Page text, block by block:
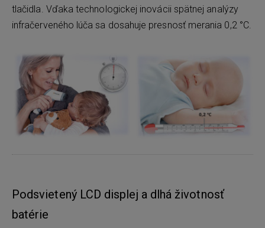
tlačidla. Vďaka technologickej inovácii spätnej analýzy
infračerveného lúča sa dosahuje presnosť merania 0,2 °C.
Podsvietený LCD displej a dlhá životnosť
batérie